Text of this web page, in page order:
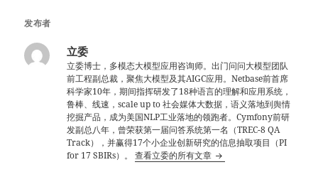
发布者
立委
立委博士，多模态大模型应用咨询师。出门问问大模型团队
前工程副总裁，聚焦大模型及其AIGC应用。Netbase前首席
科学家10年，期间指挥研发了18种语言的理解和应用系统，
鲁棒、线速，scale up to 社会媒体大数据，语义落地到舆情
挖掘产品，成为美国NLP工业落地的领跑者。Cymfony前研
发副总八年，曾荣获第一届问答系统第一名（TREC-8 QA
Track），并赢得17个小企业创新研究的信息抽取项目（PI
for 17 SBIRs）。查看立委的所有文章